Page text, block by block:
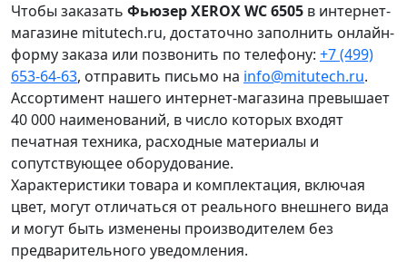
Чтобы заказать Фьюзер XEROX WC 6505 в интернет-
магазине mitutech.ru, достаточно заполнить онлайн-
форму заказа или позвонить по телефону: +7 (499)
653-64-63, отправить письмо на info@mitutech.ru.
Ассортимент нашего интернет-магазина превышает
40 000 наименований, в число которых входят
печатная техника, расходные материалы и
сопутствующее оборудование.
Характеристики товара и комплектация, включая
цвет, могут отличаться от реального внешнего вида
и могут быть изменены производителем без
предварительного уведомления.